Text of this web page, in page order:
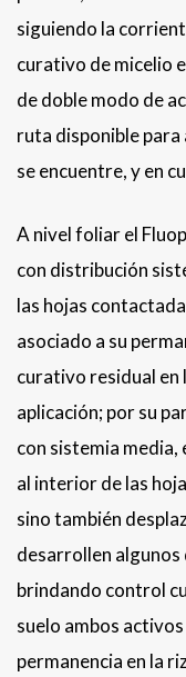
siguiendo la
curativo de micelio
de doble modo de
ruta disponible
se encuentre, y en
A nivel foliar el
con distribución
las hojas
asociado a su
curativo residual en
aplicación; por su
con sistemia
al interior de las
sino también
desarrollen algunos
brindando control
suelo ambos
permanencia en la